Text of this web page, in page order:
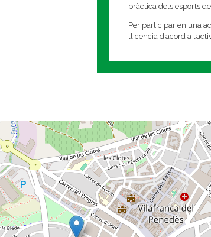
pràctica dels esports
Per participar en una
llicencia d’acord a